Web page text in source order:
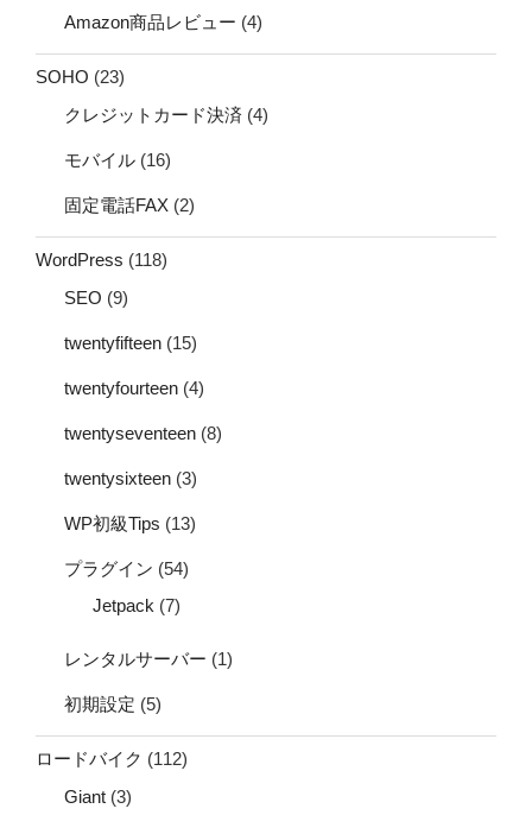
Amazon商品レビュー (4)
SOHO (23)
クレジットカード決済 (4)
モバイル (16)
固定電話FAX (2)
WordPress (118)
SEO (9)
twentyfifteen (15)
twentyfourteen (4)
twentyseventeen (8)
twentysixteen (3)
WP初級Tips (13)
プラグイン (54)
Jetpack (7)
レンタルサーバー (1)
初期設定 (5)
ロードバイク (112)
Giant (3)